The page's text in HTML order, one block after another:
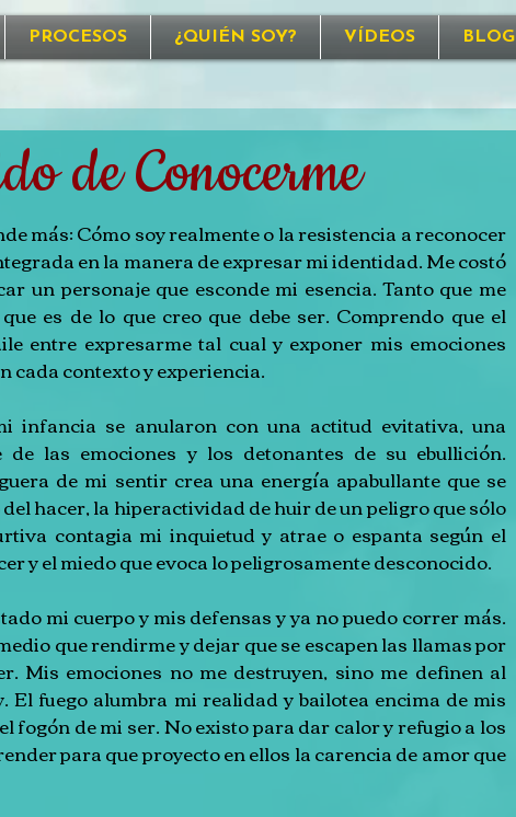
PROCESOS ¿QUIÉN SOY? VÍDEOS BLOG
de Conocerme
más: Cómo soy realmente o la resistencia a reconocer
en la manera de expresar mi identidad. Me costó
un personaje que esconde mi esencia. Tanto que me
es de lo que creo que debe ser. Comprendo que el
entre expresarme tal cual y exponer mis emociones
cada contexto y experiencia.
infancia se anularon con una actitud evitativa, una
de las emociones y los detonantes de su ebullición.
de mi sentir crea una energía apabullante que se
hacer, la hiperactividad de huir de un peligro que sólo
contagia mi inquietud y atrae o espanta según el
y el miedo que evoca lo peligrosamente desconocido.
mi cuerpo y mis defensas y ya no puedo correr más.
que rendirme y dejar que se escapen las llamas por
Mis emociones no me destruyen, sino me definen al
El fuego alumbra mi realidad y bailotea encima de mis
fogón de mi ser. No existo para dar calor y refugio a los
para que proyecto en ellos la carencia de amor que